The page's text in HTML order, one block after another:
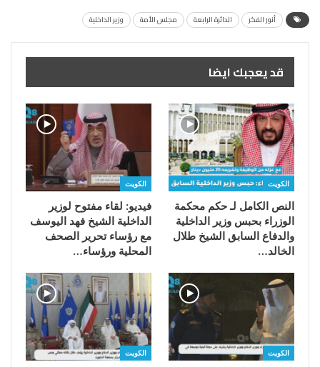
أنور الفكر الدائرة الرابعة مجلس الأمة وزير الداخلية
قد يعجبك ايضا
الكويت
النص الكامل لـ حكم محكمة
الوزراء بحبس وزير الداخلية
والدفاع السابق الشيخ طلال
الخالد…
الكويت
فيديو: لقاء مفتوح لوزير
الداخلية الشيخ فهد اليوسف
مع رؤساء تحرير الصحف
المحلية ورؤساء…
الكويت الكويت